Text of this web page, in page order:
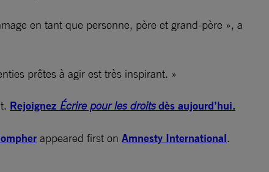
en tant que personne, père et grand-père », a
prêtes à agir est très inspirant. »
Rejoignez Écrire pour les droitsdès aujourd’hui.
appeared first on Amnesty International.